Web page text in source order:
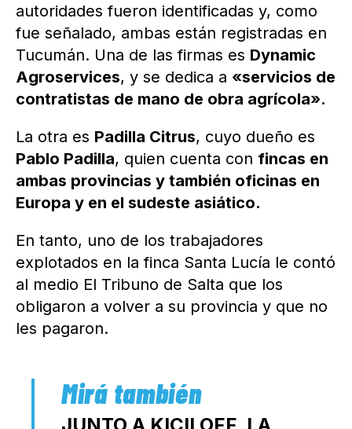
autoridades fueron identificadas y, como
fue señalado, ambas están registradas en
Tucumán. Una de las firmas es Dynamic
Agroservices, y se dedica a «servicios de
contratistas de mano de obra agrícola».
La otra es Padilla Citrus, cuyo dueño es
Pablo Padilla, quien cuenta con fincas en
ambas provincias y también oficinas en
Europa y en el sudeste asiático.
En tanto, uno de los trabajadores
explotados en la finca Santa Lucía le contó
al medio El Tribuno de Salta que los
obligaron a volver a su provincia y que no
les pagaron.